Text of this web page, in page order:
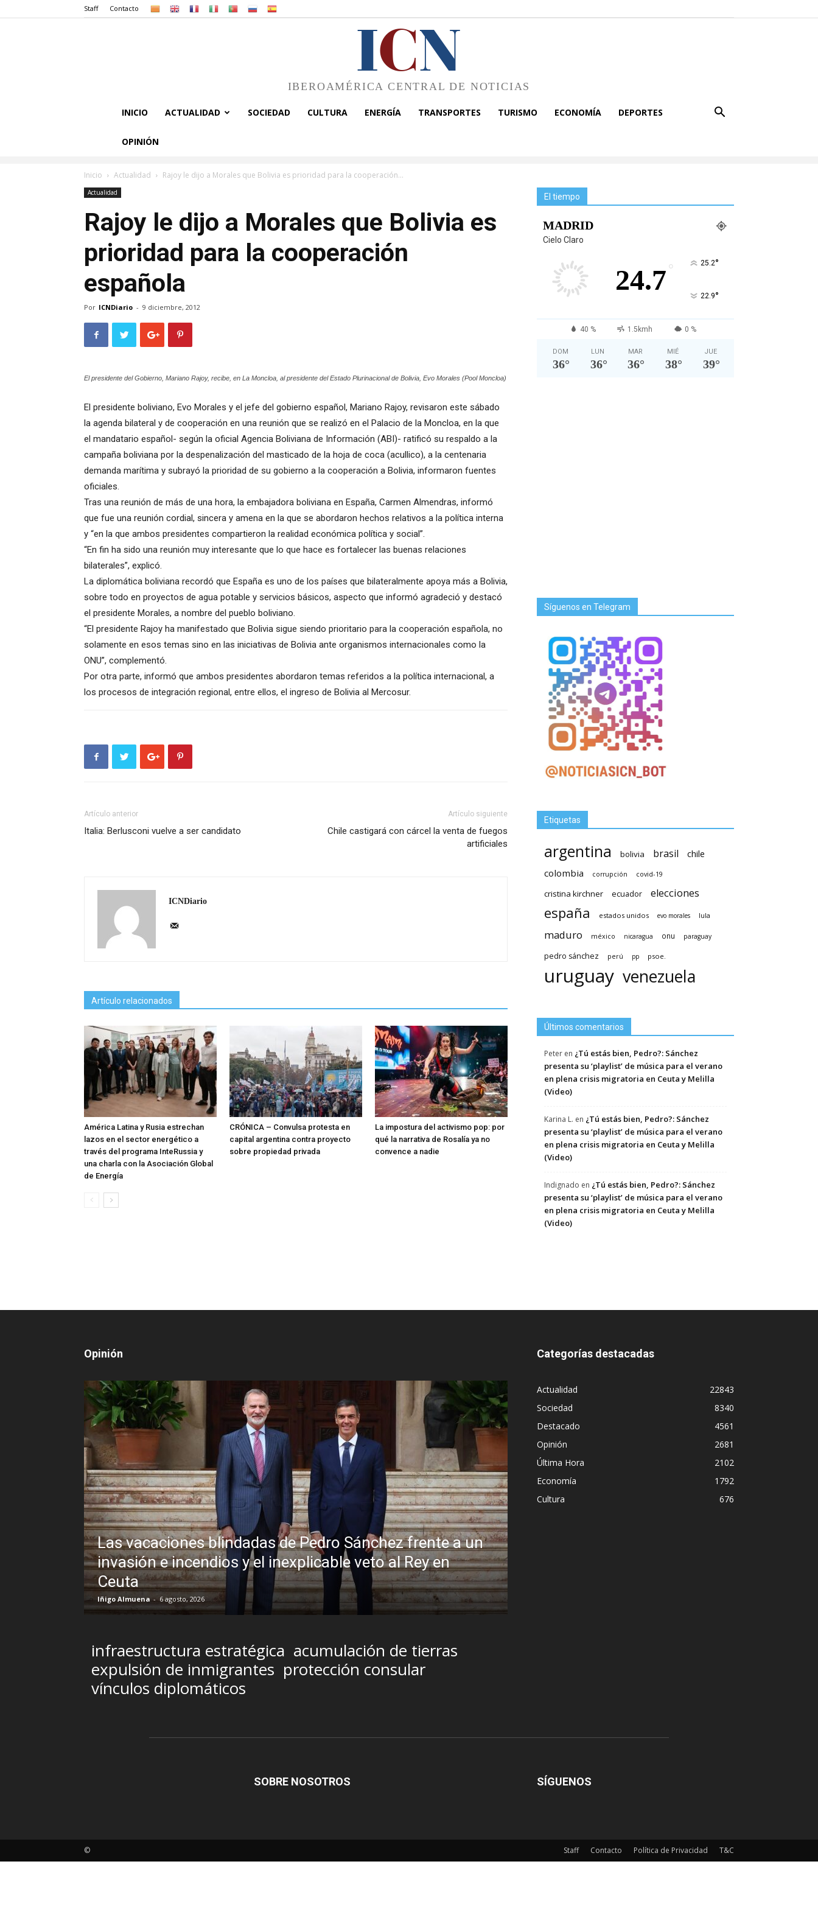
Staff Contacto
ICN
IBEROAMÉRICA CENTRAL DE NOTICIAS
INICIO ACTUALIDAD SOCIEDAD CULTURA ENERGÍA TRANSPORTES TURISMO ECONOMÍA DEPORTES
OPINIÓN
Inicio Actualidad Rajoy le dijo a Morales que Bolivia es prioridad para la cooperación...
Actualidad
Rajoy le dijo a Morales que Bolivia es
prioridad para la cooperación
española
Por ICNDiario - 9 diciembre, 2012
El presidente del Gobierno, Mariano Rajoy, recibe, en La Moncloa, al presidente del Estado Plurinacional de Bolivia, Evo Morales (Pool Moncloa)
El presidente boliviano, Evo Morales y el jefe del gobierno español, Mariano Rajoy, revisaron este sábado
la agenda bilateral y de cooperación en una reunión que se realizó en el Palacio de la Moncloa, en la que
el mandatario español- según la oficial Agencia Boliviana de Información (ABI)- ratificó su respaldo a la
campaña boliviana por la despenalización del masticado de la hoja de coca (acullico), a la centenaria
demanda marítima y subrayó la prioridad de su gobierno a la cooperación a Bolivia, informaron fuentes
oficiales.
Tras una reunión de más de una hora, la embajadora boliviana en España, Carmen Almendras, informó
que fue una reunión cordial, sincera y amena en la que se abordaron hechos relativos a la política interna
y “en la que ambos presidentes compartieron la realidad económica política y social”.
“En fin ha sido una reunión muy interesante que lo que hace es fortalecer las buenas relaciones
bilaterales”, explicó.
La diplomática boliviana recordó que España es uno de los países que bilateralmente apoya más a Bolivia,
sobre todo en proyectos de agua potable y servicios básicos, aspecto que informó agradeció y destacó
el presidente Morales, a nombre del pueblo boliviano.
“El presidente Rajoy ha manifestado que Bolivia sigue siendo prioritario para la cooperación española, no
solamente en esos temas sino en las iniciativas de Bolivia ante organismos internacionales como la
ONU”, complementó.
Por otra parte, informó que ambos presidentes abordaron temas referidos a la política internacional, a
los procesos de integración regional, entre ellos, el ingreso de Bolivia al Mercosur.
Artículo anterior
Italia: Berlusconi vuelve a ser candidato
Artículo siguiente
Chile castigará con cárcel la venta de fuegos
artificiales
ICNDiario
Artículo relacionados
América Latina y Rusia estrechan
lazos en el sector energético a
través del programa InteRussia y
una charla con la Asociación Global
de Energía
CRÓNICA – Convulsa protesta en
capital argentina contra proyecto
sobre propiedad privada
La impostura del activismo pop: por
qué la narrativa de Rosalía ya no
convence a nadie
El tiempo
MADRID
Cielo Claro
24.7 ° 25.2°
22.9°
40 % 1.5kmh 0 %
DOM
36°
LUN
36°
MAR
36°
MIÉ
38°
JUE
39°
Síguenos en Telegram
Etiquetas
argentina bolivia brasil
chile
colombia
corrupción covid-19
cristina kirchner ecuador elecciones
españa estados unidos evo morales lula
maduro méxico nicaragua onu paraguay
pedro sánchez perú pp psoe.
uruguay venezuela
Últimos comentarios
Peter en ¿Tú estás bien, Pedro?: Sánchez
presenta su ‘playlist’ de música para el verano
en plena crisis migratoria en Ceuta y Melilla
(Video)
Karina L. en ¿Tú estás bien, Pedro?: Sánchez
presenta su ‘playlist’ de música para el verano
en plena crisis migratoria en Ceuta y Melilla
(Video)
Indignado en ¿Tú estás bien, Pedro?: Sánchez
presenta su ‘playlist’ de música para el verano
en plena crisis migratoria en Ceuta y Melilla
(Video)
Opinión
de Pedro Sánchez frente a un
y el inexplicable veto al Rey en
Sin disimulo: la peligrosa promiscuidad institucional en
Brasil y la sombra del Foro de São Paulo
5 agosto, 2026
infraestructura estratégica acumulación de tierras
expulsión de inmigrantes protección consular
vínculos diplomáticos
Categorías destacadas
Actualidad
22843
Sociedad
8340
Destacado
4561
Opinión
2681
Última Hora
2102
Economía
1792
Cultura
676
SOBRE NOSOTROS SÍGUENOS
Staff Contacto Política de Privacidad T&C
©